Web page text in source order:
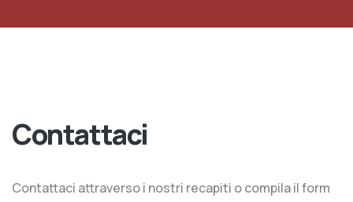
Contattaci
Contattaci attraverso i nostri recapiti o compila il form